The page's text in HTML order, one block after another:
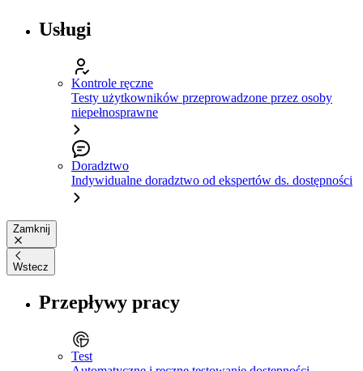
Usługi
Kontrole ręczne
Testy użytkowników przeprowadzone przez osoby
niepełnosprawne
Doradztwo
Indywidualne doradztwo od ekspertów ds. dostępności
Zamknij
Wstecz
Przepływy pracy
Test